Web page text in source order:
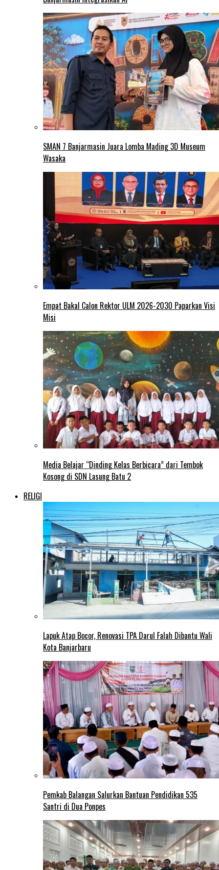
SMAN 7 Banjarmasin Juara Lomba Mading 3D Museum
Wasaka
Empat Bakal Calon Rektor ULM 2026-2030 Paparkan Visi
Misi
Media Belajar “Dinding Kelas Berbicara” dari Tembok
Kosong di SDN Lasung Batu 2
RELIGI
Lapuk Atap Bocor, Renovasi TPA Darul Falah Dibantu Wali
Kota Banjarbaru
Pemkab Balangan Salurkan Bantuan Pendidikan 535
Santri di Dua Ponpes